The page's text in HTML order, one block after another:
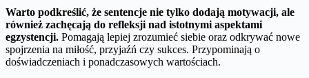
Warto podkreślić, że sentencje nie tylko dodają motywacji, ale
również zachęcają do refleksji nad istotnymi aspektami
egzystencji. Pomagają lepiej zrozumieć siebie oraz odkrywać nowe
spojrzenia na miłość, przyjaźń czy sukces. Przypominają o
doświadczeniach i ponadczasowych wartościach.